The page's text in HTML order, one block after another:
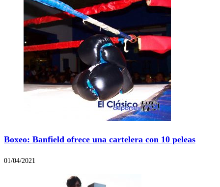
Boxeo: Banfield ofrece una cartelera con 10 peleas
01/04/2021